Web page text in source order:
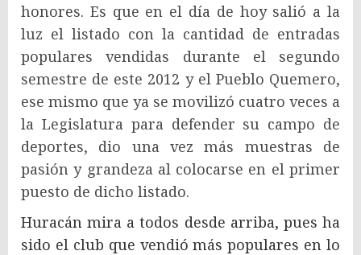
honores. Es que en el día de hoy salió a la
luz el listado con la cantidad de entradas
populares vendidas durante el segundo
semestre de este 2012 y el Pueblo Quemero,
ese mismo que ya se movilizó cuatro veces a
la Legislatura para defender su campo de
deportes, dio una vez más muestras de
pasión y grandeza al colocarse en el primer
puesto de dicho listado.
Huracán mira a todos desde arriba, pues ha
sido el club que vendió más populares en lo